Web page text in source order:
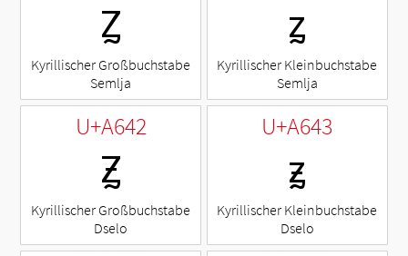
Ꙁ
Kyrillischer Großbuchstabe
Semlja
ꙁ
Kyrillischer Kleinbuchstabe
Semlja
U+A642
Ꙃ
Kyrillischer Großbuchstabe
Dselo
U+A643
ꙃ
Kyrillischer Kleinbuchstabe
Dselo